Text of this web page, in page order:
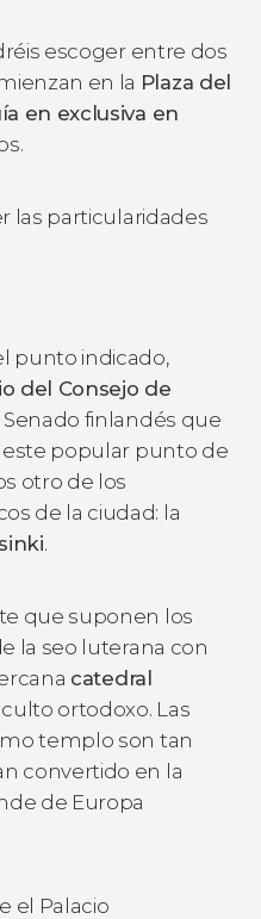
escoger entre dos
en la Plaza del
en exclusiva en
las particularidades
punto indicado,
del Consejo de
finlandés que
este popular punto de
otro de los
de la ciudad: la
.
que suponen los
la seo luterana con
catedral
ortodoxo. Las
templo son tan
convertido en la
de Europa
el Palacio